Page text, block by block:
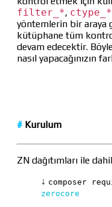
filter_*, ctype_*
yöntemlerin bir araya
kütüphane tüm
devam edecektir.
nasıl yapacağınızın
# Kurulum
ZN dağıtımları ile
↓ composer
zerocore